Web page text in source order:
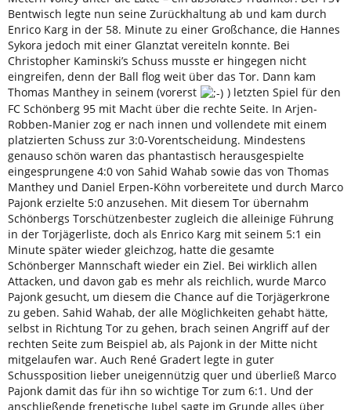
Bentwisch legte nun seine Zurückhaltung ab und kam durch
Enrico Karg in der 58. Minute zu einer Großchance, die Hannes
Sykora jedoch mit einer Glanztat vereiteln konnte. Bei
Christopher Kaminski’s Schuss musste er hingegen nicht
eingreifen, denn der Ball flog weit über das Tor. Dann kam
Thomas Manthey in seinem (vorerst
) letzten Spiel für den
FC Schönberg 95 mit Macht über die rechte Seite. In Arjen-
Robben-Manier zog er nach innen und vollendete mit einem
platzierten Schuss zur 3:0-Vorentscheidung. Mindestens
genauso schön waren das phantastisch herausgespielte
eingesprungene 4:0 von Sahid Wahab sowie das von Thomas
Manthey und Daniel Erpen-Köhn vorbereitete und durch Marco
Pajonk erzielte 5:0 anzusehen. Mit diesem Tor übernahm
Schönbergs Torschützenbester zugleich die alleinige Führung
in der Torjägerliste, doch als Enrico Karg mit seinem 5:1 ein
Minute später wieder gleichzog, hatte die gesamte
Schönberger Mannschaft wieder ein Ziel. Bei wirklich allen
Attacken, und davon gab es mehr als reichlich, wurde Marco
Pajonk gesucht, um diesem die Chance auf die Torjägerkrone
zu geben. Sahid Wahab, der alle Möglichkeiten gehabt hätte,
selbst in Richtung Tor zu gehen, brach seinen Angriff auf der
rechten Seite zum Beispiel ab, als Pajonk in der Mitte nicht
mitgelaufen war. Auch René Gradert legte in guter
Schussposition lieber uneigennützig quer und überließ Marco
Pajonk damit das für ihn so wichtige Tor zum 6:1. Und der
anschließende frenetische Jubel sagte im Grunde alles über